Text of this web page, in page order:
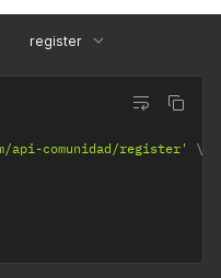
register
api-comunidad/register'